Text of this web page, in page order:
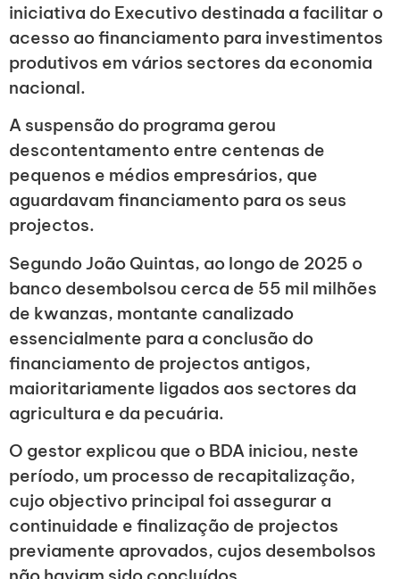
iniciativa do Executivo destinada a facilitar o
acesso ao financiamento para investimentos
produtivos em vários sectores da economia
nacional.
A suspensão do programa gerou
descontentamento entre centenas de
pequenos e médios empresários, que
aguardavam financiamento para os seus
projectos.
Segundo João Quintas, ao longo de 2025 o
banco desembolsou cerca de 55 mil milhões
de kwanzas, montante canalizado
essencialmente para a conclusão do
financiamento de projectos antigos,
maioritariamente ligados aos sectores da
agricultura e da pecuária.
O gestor explicou que o BDA iniciou, neste
período, um processo de recapitalização,
cujo objectivo principal foi assegurar a
continuidade e finalização de projectos
previamente aprovados, cujos desembolsos